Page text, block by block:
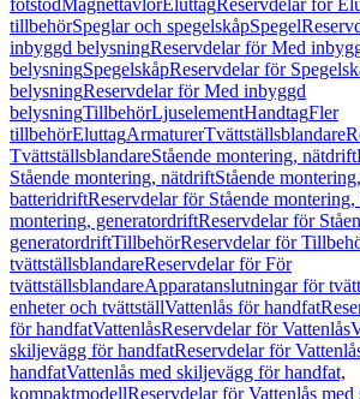
fotstödMagnettavlorEluttagReservdelar för
tillbehörSpeglar och spegelskåpSpegel
inbyggd belysningReservdelar för Med
belysningSpegelskåpReservdelar för
belysningReservdelar för Med inbyggd
belysningTillbehörLjuselementHandtagFler
tillbehörEluttagArmaturerTvättställsblandare
TvättställsblandareStående montering, nätdrift
Stående montering, nätdriftStående montering,
batteridriftReservdelar för Stående
montering, generatordriftReservdelar för
generatordriftTillbehörReservdelar för
tvättställsblandareReservdelar för För
tvättställsblandareApparatanslutningar för
enheter och tvättställVattenlås för handfat
för handfatVattenlåsReservdelar för Vattenlås
skiljevägg för handfatReservdelar för
handfatVattenlås med skiljevägg för handfat,
kompaktmodellReservdelar för Vattenlås